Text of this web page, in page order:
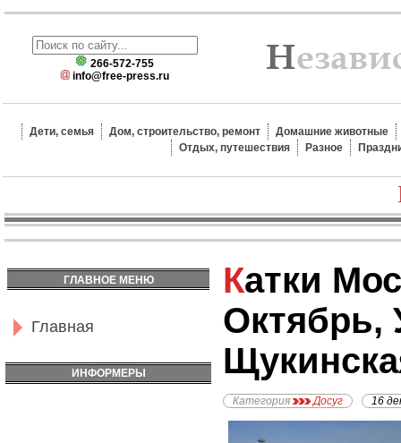
266-572-755
info@free-press.ru
Дети, семья Дом, строительство, ремонт
Домашние животные
Отдых, путешествия
Разное
ГЛАВНОЕ МЕНЮ
Главная
ИНФОРМЕРЫ
Катки Москвы - Каток
Октябрь,
Категория Досуг 16